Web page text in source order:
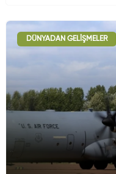
DÜNYADAN GELIŞMELER